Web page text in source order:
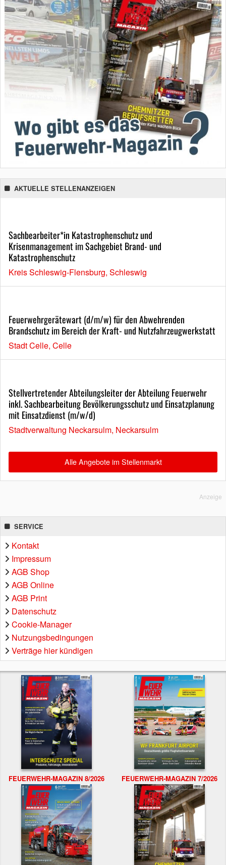
AKTUELLE STELLENANZEIGEN
Sachbearbeiter*in Katastrophenschutz und
Krisenmanagement im Sachgebiet Brand- und
Katastrophenschutz
Kreis Schleswig-Flensburg, Schleswig
Feuerwehrgerätewart (d/m/w) für den Abwehrenden
Brandschutz im Bereich der Kraft- und Nutzfahrzeugwerkstatt
Stadt Celle, Celle
Stellvertretender Abteilungsleiter der Abteilung Feuerwehr
inkl. Sachbearbeitung Bevölkerungsschutz und Einsatzplanung
mit Einsatzdienst (m/w/d)
Stadtverwaltung Neckarsulm, Neckarsulm
Alle Angebote im Stellenmarkt
Anzeige
SERVICE
Kontakt
Impressum
AGB Shop
AGB Online
AGB Print
Datenschutz
Cookie-Manager
Nutzungsbedingungen
Verträge hier kündigen
FEUERWEHR-MAGAZIN 8/2026 FEUERWEHR-MAGAZIN 7/2026